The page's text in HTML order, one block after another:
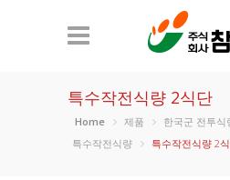
특수작전식량 2식단
Home 제품
한국군 전투식
특수작전식량
특수작전식량 2